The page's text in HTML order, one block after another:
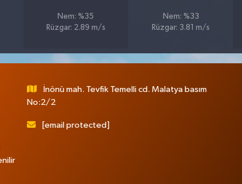
Nem: %35
Rüzgar: 2.89 m/s
Nem: %33
Rüzgar: 3.81 m/s
İnönü mah. Tevfik Temelli cd. Malatya basım
No:2/2
[email protected]